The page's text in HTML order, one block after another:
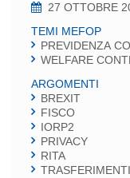
27 OTTOBRE
TEMI MEFOP
PREVIDENZA
WELFARE
ARGOMENTI
BREXIT
FISCO
IORP2
PRIVACY
RITA
TRASFERIMENTI